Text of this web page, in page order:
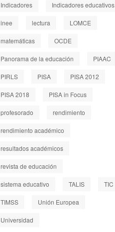
Indicadores Indicadores educativos
inee lectura LOMCE
matemáticas OCDE
Panorama de la educación PIAAC
PIRLS PISA PISA 2012
PISA 2018 PISA in Focus
profesorado rendimiento
rendimiento académico
resultados académicos
revista de educación
sistema educativo TALIS TIC
TIMSS Unión Europea
Universidad